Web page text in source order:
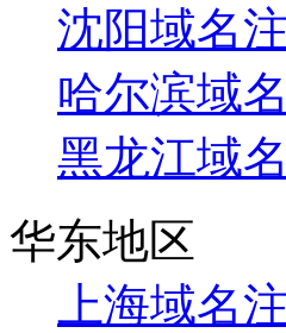
沈阳域名
哈尔滨域
黑龙江域
华东地区
上海域名